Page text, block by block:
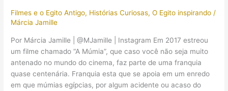
Filmes e o Egito Antigo, Histórias Curiosas,O Egito inspirando /
Márcia Jamille
Por Márcia Jamille | @MJamille | Instagram Em 2017 estreou
um filme chamado “A Múmia”, que caso você não seja muito
antenado no mundo do cinema, faz parte de uma franquia
quase centenária. Franquia esta que se apoia em um enredo
em que múmias egípcias, por algum acidente ou acaso do